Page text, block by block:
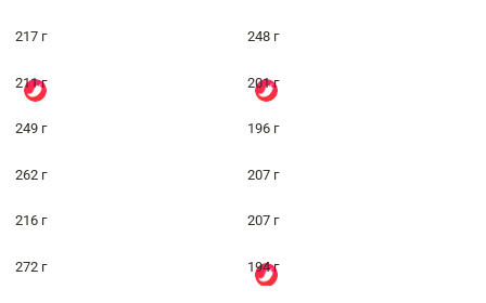
217 г 248 г
211 г 201 г
249 г 196 г
262 г 207 г
216 г 207 г
272 г 194 г